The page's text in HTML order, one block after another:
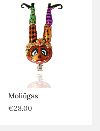
Moliūgas
€28.00